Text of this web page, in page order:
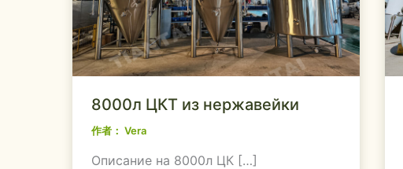
8000л ЦКТ из нержавейки
作者： Vera
Описание на 8000л ЦК […]